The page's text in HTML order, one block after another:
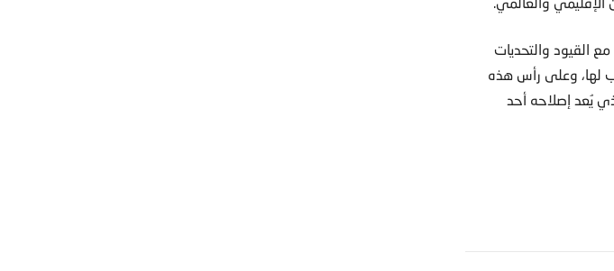
القيود والتحديات
لها، وعلى رأس هذه
يُعد إصلاحه أحد